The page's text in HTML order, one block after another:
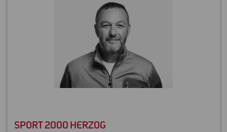
SPORT 2000 HERZOG